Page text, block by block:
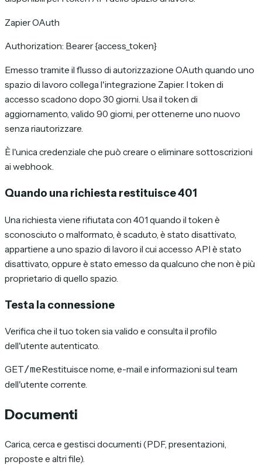
Zapier OAuth
Authorization: Bearer {access_token}
Emesso tramite il flusso di autorizzazione OAuth quando uno
spazio di lavoro collega l'integrazione Zapier. I token di
accesso scadono dopo 30 giorni. Usa il token di
aggiornamento, valido 90 giorni, per ottenerne uno nuovo
senza riautorizzare.
È l'unica credenziale che può creare o eliminare sottoscrizioni
ai webhook.
Quando una richiesta restituisce 401
Una richiesta viene rifiutata con 401 quando il token è
sconosciuto o malformato, è scaduto, è stato disattivato,
appartiene a uno spazio di lavoro il cui accesso API è stato
disattivato, oppure è stato emesso da qualcuno che non è più
proprietario di quello spazio.
Testa la connessione
Verifica che il tuo token sia valido e consulta il profilo
dell'utente autenticato.
GET/meRestituisce nome, e-mail e informazioni sul team
dell'utente corrente.
Documenti
Carica, cerca e gestisci documenti (PDF, presentazioni,
proposte e altri file).